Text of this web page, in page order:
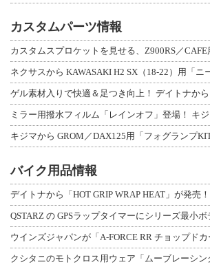
カスタムパーツ情報
ネクサスから KAWASAKI H2 SX（18-22）用「ニ
キジマから GROM／DAX125用「フォグランプ
バイク用品情報
デイトナから「HOT GRIP WRAP HEAT」が発売
QSTARZ の GPSラップタイマーにシリーズ最小
ウインズジャパンが「A-FORCE RR チョップド